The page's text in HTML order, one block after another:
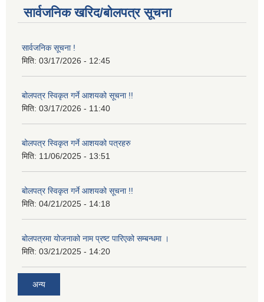
सार्वजनिक खरिद/बोलपत्र सूचना
सार्वजनिक सूचना !
मिति: 03/17/2026 - 12:45
बोलपत्र स्विकृत गर्ने आशयको सूचना !!
मिति: 03/17/2026 - 11:40
बोलपत्र स्विकृत गर्ने आशयको पत्रहरु
मिति: 11/06/2025 - 13:51
बोलपत्र स्विकृत गर्ने आशयको सूचना !!
मिति: 04/21/2025 - 14:18
बोलपत्रमा योजनाको नाम प्रष्ट पारिएको सम्बन्धमा ।
मिति: 03/21/2025 - 14:20
अन्य